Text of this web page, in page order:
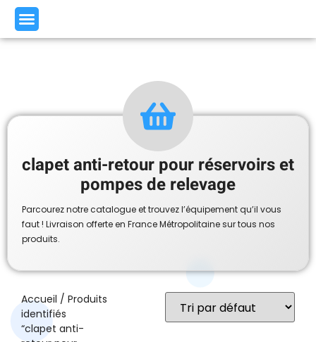
clapet anti-retour pour réservoirs et
pompes de relevage
Parcourez notre catalogue et trouvez l’équipement qu’il vous
faut ! Livraison offerte en France Métropolitaine sur tous nos
produits.
Accueil / Produits
identifiés
“clapet anti-